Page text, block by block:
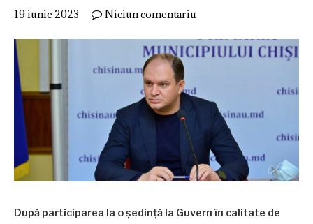
19 iunie 2023 Niciun comentariu
După participarea la o ședință la Guvern în calitate de